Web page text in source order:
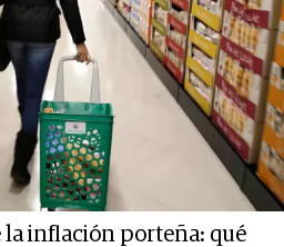
la inflación porteña: qué